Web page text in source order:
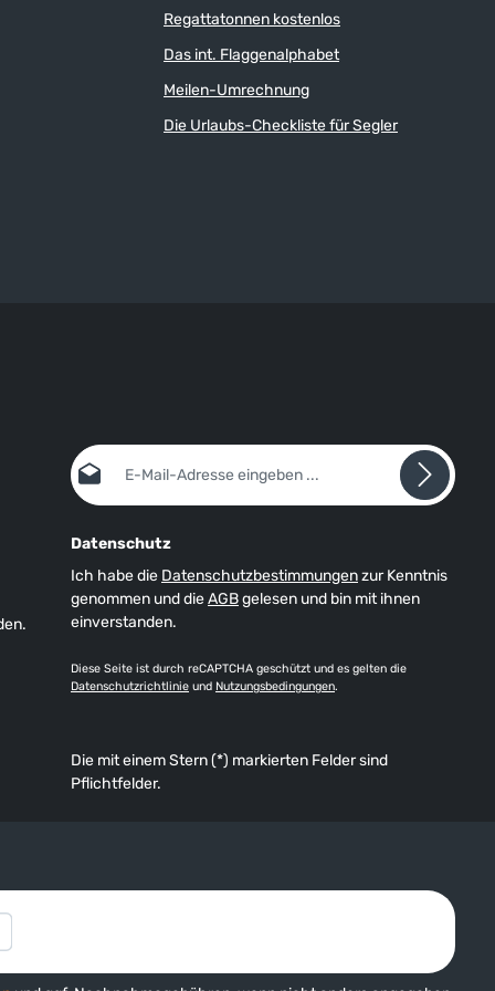
Regattatonnen kostenlos
Das int. Flaggenalphabet
Meilen-Umrechnung
Die Urlaubs-Checkliste für Segler
E-Mail-Adresse*
Datenschutz
Ich habe die Datenschutzbestimmungenzur Kenntnis
genommen und dieAGBgelesen und bin mit ihnen
einverstanden.
Diese Seite ist durch reCAPTCHA geschützt und es gelten die
Datenschutzrichtlinie und Nutzungsbedingungen.
Die mit einem Stern (*) markierten Felder sind
Pflichtfelder.